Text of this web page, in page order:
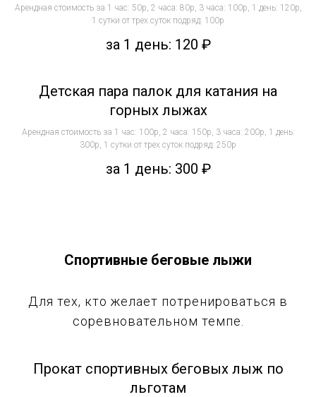
Арендная стоимость за 1 час: 50р, 2 часа: 80р, 3 часа: 100р, 1 день: 120р,
1 сутки от трех суток подряд: 100р
за 1 день: 120 ₽
Детская пара палок для катания на
горных лыжах
Арендная стоимость за 1 час: 100р, 2 часа: 150р, 3 часа: 200р, 1 день:
300р, 1 сутки от трех суток подряд: 250р
за 1 день: 300 ₽
Спортивные беговые лыжи
Для тех, кто желает потренироваться в
соревновательном темпе.
Прокат спортивных беговых лыж по
льготам